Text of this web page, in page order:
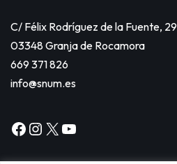
C/ Félix Rodríguez de la Fuente, 29
03348 Granja de Rocamora
669 371 826
info@snum.es